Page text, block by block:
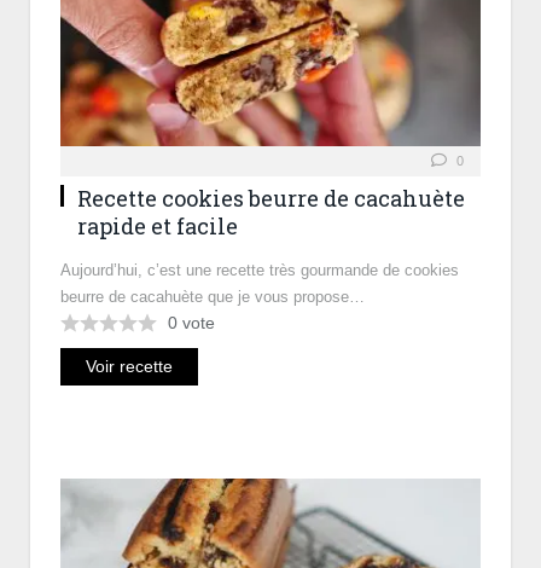
0
Recette cookies beurre de cacahuète
rapide et facile
Aujourd’hui, c’est une recette très gourmande de cookies
beurre de cacahuète que je vous propose…
0 vote
Voir recette